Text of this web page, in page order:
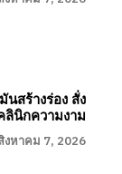
สร้างร่อง สั่ง
ลินิกความงาม
งหาคม 7, 2026